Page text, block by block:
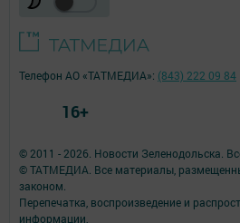
© 2011 - 2026. Новости Зеленодольска.
© ТАТМЕДИА. Все материалы,
законом.
Перепечатка, воспроизведение и
информации,
Телефон АО «ТАТМЕДИА»: (843) 222 09 84
16+